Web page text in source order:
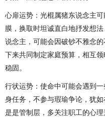
心扉运势：光棍属猪东说念主
膜，换取时坦诚直白地抒发想
说念主，可能会因破钞不雅念
下来共同制定家庭预算，相互
稳固。
行状运势：使命中可能会遇到
身任务，不参与瑕瑜争论，犹
是是管制层，多关注职工的心